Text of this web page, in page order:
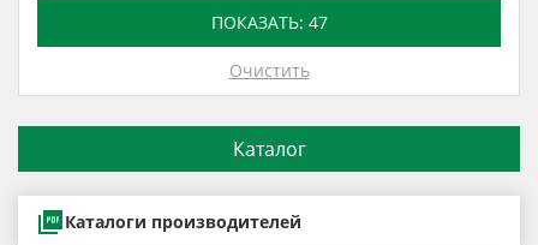
ПОКАЗАТЬ: 47
Очистить
Каталог
Каталоги производителей